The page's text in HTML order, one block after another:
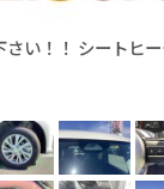
さい！！ シート